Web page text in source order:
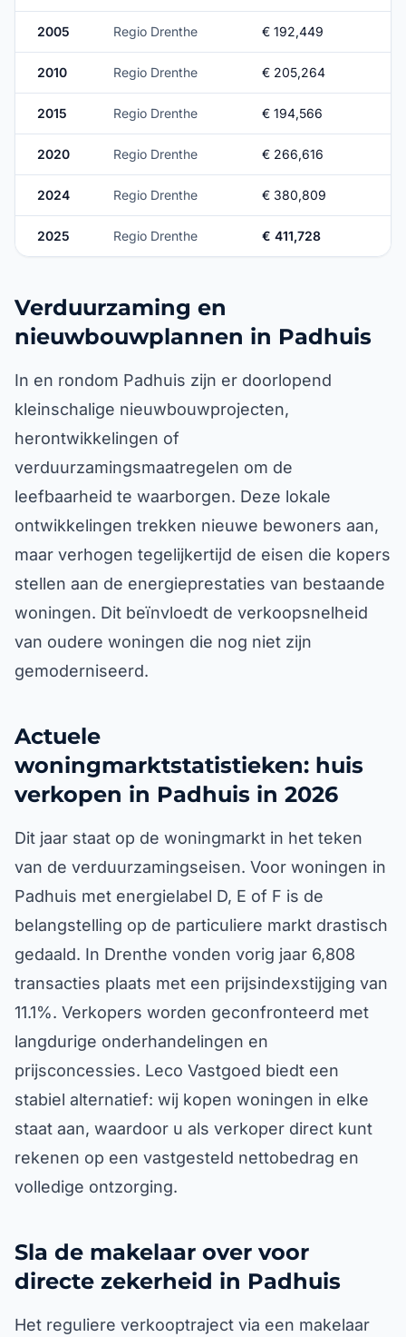
2005 Regio Drenthe € 192,449
2010 Regio Drenthe € 205,264
2015 Regio Drenthe € 194,566
2020 Regio Drenthe € 266,616
2024 Regio Drenthe € 380,809
2025 Regio Drenthe € 411,728
Verduurzaming en
nieuwbouwplannen in Padhuis
In en rondom Padhuis zijn er doorlopend
kleinschalige nieuwbouwprojecten,
herontwikkelingen of
verduurzamingsmaatregelen om de
leefbaarheid te waarborgen. Deze lokale
ontwikkelingen trekken nieuwe bewoners aan,
maar verhogen tegelijkertijd de eisen die kopers
stellen aan de energieprestaties van bestaande
woningen. Dit beïnvloedt de verkoopsnelheid
van oudere woningen die nog niet zijn
gemoderniseerd.
Actuele
woningmarktstatistieken: huis
verkopen in Padhuis in 2026
Dit jaar staat op de woningmarkt in het teken
van de verduurzamingseisen. Voor woningen in
Padhuis met energielabel D, E of F is de
belangstelling op de particuliere markt drastisch
gedaald. In Drenthe vonden vorig jaar 6,808
transacties plaats met een prijsindexstijging van
11.1%. Verkopers worden geconfronteerd met
langdurige onderhandelingen en
prijsconcessies. Leco Vastgoed biedt een
stabiel alternatief: wij kopen woningen in elke
staat aan, waardoor u als verkoper direct kunt
rekenen op een vastgesteld nettobedrag en
volledige ontzorging.
Sla de makelaar over voor
directe zekerheid in Padhuis
Het reguliere verkooptraject via een makelaar